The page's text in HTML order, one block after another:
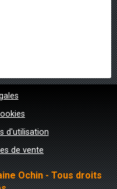
d'utilisation
de vente
Ochin - Tous droits